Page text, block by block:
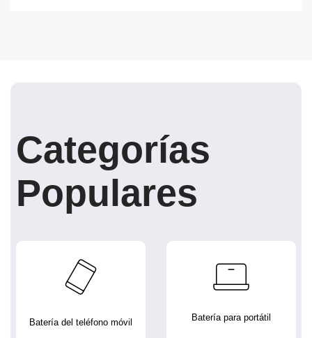
Categorías
Populares
Batería del teléfono móvil Batería para portátil